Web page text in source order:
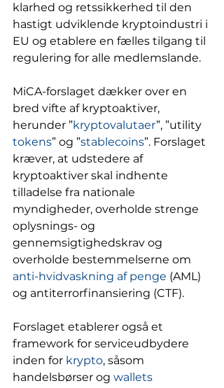
klarhed og retssikkerhed til den
hastigt udviklende kryptoindustri i
EU og etablere en fælles tilgang til
regulering for alle medlemslande.
MiCA-forslaget dækker over en
bred vifte af kryptoaktiver,
herunder ”kryptovalutaer”, ”utility
tokens” og ”stablecoins”. Forslaget
kræver, at udstedere af
kryptoaktiver skal indhente
tilladelse fra nationale
myndigheder, overholde strenge
oplysnings- og
gennemsigtighedskrav og
overholde bestemmelserne om
anti-hvidvaskning af penge (AML)
og antiterrorfinansiering (CTF).
Forslaget etablerer også et
framework for serviceudbydere
inden for krypto, såsom
handelsbørser og wallets